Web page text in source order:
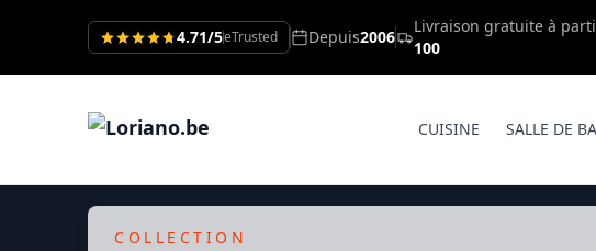
4.71/5eTrusted Depuis2006
Livraison gratuite à
100
CUISINE SALLE DE
COLLECTION